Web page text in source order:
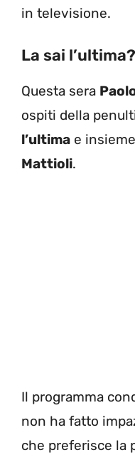
in televisione.
La sai l’ultima?
Questa sera
ospiti della
l’ultima e
Mattioli.
Il programma
non ha fatto
che preferisce la